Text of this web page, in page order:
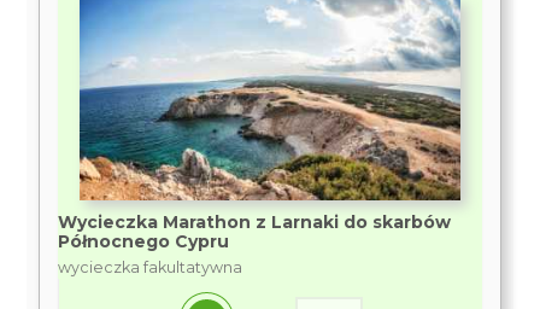
Wycieczka Marathon z Larnaki do skarbów
Północnego Cypru
wycieczka fakultatywna